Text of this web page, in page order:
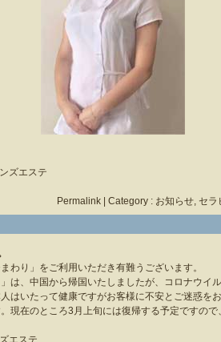
ズエステ
Permalink | Category : お知らせ, セラ
わり」をご利用いただき有難うございます。
は、中国から帰国いたしましたが、コロナウイ
はいたって健康ですがお客様に不安とご迷惑を
現在のところ3月上旬には復帰する予定ですの
エステ